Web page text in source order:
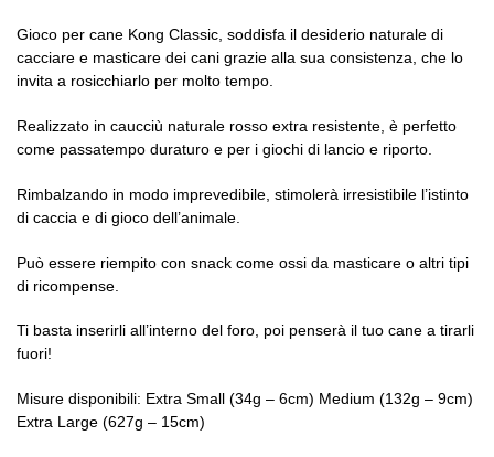
Gioco per cane Kong Classic, soddisfa il desiderio naturale di
cacciare e masticare dei cani grazie alla sua consistenza, che lo
invita a rosicchiarlo per molto tempo.
Realizzato in caucciù naturale rosso extra resistente, è perfetto
come passatempo duraturo e per i giochi di lancio e riporto.
Rimbalzando in modo imprevedibile, stimolerà irresistibile l’istinto
di caccia e di gioco dell’animale.
Può essere riempito con snack come ossi da masticare o altri tipi
di ricompense.
Ti basta inserirli all’interno del foro, poi penserà il tuo cane a tirarli
fuori!
Misure disponibili: Extra Small (34g – 6cm) Medium (132g – 9cm)
Extra Large (627g – 15cm)